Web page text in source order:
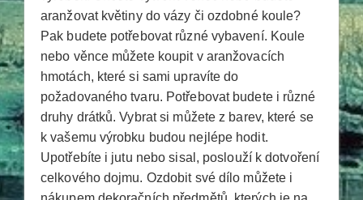
aranžovat květiny do vázy či ozdobné koule?
Pak budete potřebovat různé vybavení. Koule
nebo věnce můžete koupit v aranžovacích
hmotách, které si sami upravíte do
požadovaného tvaru. Potřebovat budete i různé
druhy drátků. Vybrat si můžete z barev, které se
k vašemu výrobku budou nejlépe hodit.
Upotřebíte i jutu nebo sisal, poslouží k dotvoření
celkového dojmu. Ozdobit své dílo můžete i